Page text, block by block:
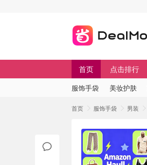
首页 点击排行
服饰手袋 美妆护肤
首页 服饰手袋 男装